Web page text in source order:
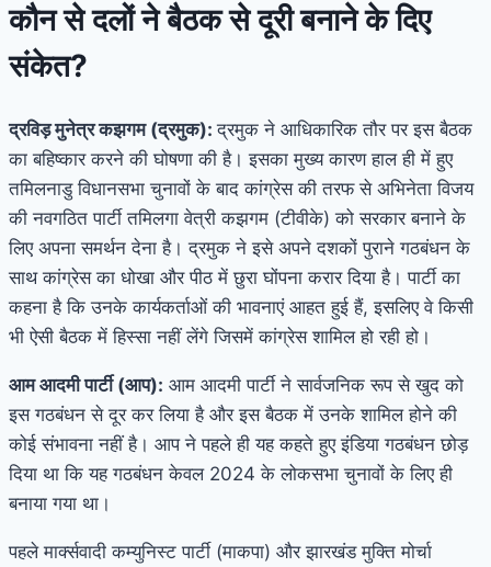
कौन से दलों ने बैठक से दूरी बनाने के दिए
संकेत?
द्रविड़ मुनेत्र कझगम (द्रमुक):द्रमुक ने आधिकारिक तौर पर इस बैठक
का बहिष्कार करने की घोषणा की है। इसका मुख्य कारण हाल ही में हुए
तमिलनाडु विधानसभा चुनावों के बाद कांग्रेस की तरफ से अभिनेता विजय
की नवगठित पार्टी तमिलगा वेत्री कझगम (टीवीके) को सरकार बनाने के
लिए अपना समर्थन देना है। द्रमुक ने इसे अपने दशकों पुराने गठबंधन के
साथ कांग्रेस का धोखा और पीठ में छुरा घोंपना करार दिया है। पार्टी का
कहना है कि उनके कार्यकर्ताओं की भावनाएं आहत हुई हैं, इसलिए वे किसी
भी ऐसी बैठक में हिस्सा नहीं लेंगे जिसमें कांग्रेस शामिल हो रही हो।
आम आदमी पार्टी (आप): आम आदमी पार्टी ने सार्वजनिक रूप से खुद को
इस गठबंधन से दूर कर लिया है और इस बैठक में उनके शामिल होने की
कोई संभावना नहीं है। आप ने पहले ही यह कहते हुए इंडिया गठबंधन छोड़
दिया था कि यह गठबंधन केवल 2024 के लोकसभा चुनावों के लिए ही
बनाया गया था।
पहले मार्क्सवादी कम्युनिस्ट पार्टी (माकपा) और झारखंड मुक्ति मोर्चा